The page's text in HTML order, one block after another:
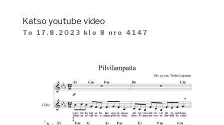
Katso youtube video
To 17.8.2023 klo 8 nro 4147